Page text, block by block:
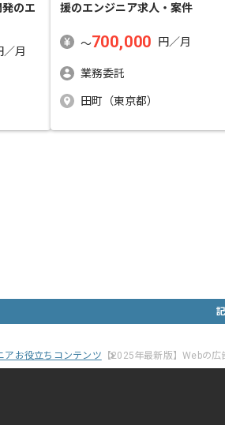
発のエ
／月
援のエンジニア求人・案件
〜700,000 円／月
業務委託
田町（東京都）
アお役立ちコンテンツ 【2025年最新版】Webの